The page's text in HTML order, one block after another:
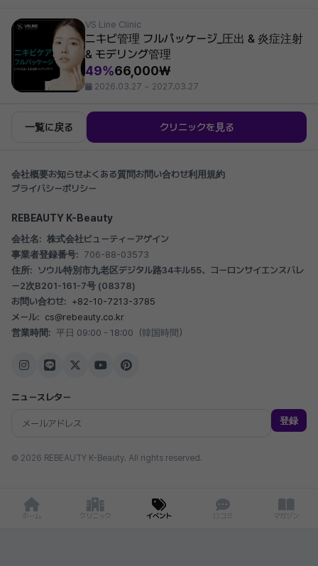
VS Line Clinic
ニキビ管理 フルパッケージ_圧出 & 炎症注射
& モデリング管理
49%66,000₩
2026.03.27 ~ 2027.03.27
一覧に戻る クリニックを見る
会社概要お知らせよくある質問 お問い合わせ利用規約
プライバシーポリシー
REBEAUTY K-Beauty
会社名: 株式会社ビューティーアゲイン
事業者登録番号: 706-88-03573
住所: ソウル特別市九老区デジタル路34キル55、コーロンサイエンスバレ
ー2次B201-161-7号 (08378)
お問い合わせ: +82-10-7213-3785
メール: cs@rebeauty.co.kr
営業時間: 平日 09:00 - 18:00（韓国時間）
ニュースレター
登録
© 2026 REBEAUTY K-Beauty. All rights reserved.
ホーム クリニック イベント 口コミ マガジン